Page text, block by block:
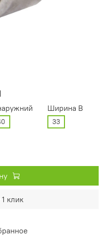
Ширина В
33
клик